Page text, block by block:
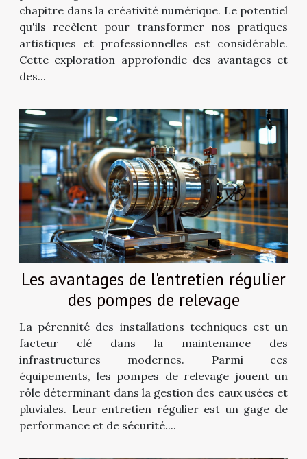
chapitre dans la créativité numérique. Le potentiel
qu'ils recèlent pour transformer nos pratiques
artistiques et professionnelles est considérable.
Cette exploration approfondie des avantages et
des...
Les avantages de l'entretien régulier
des pompes de relevage
La pérennité des installations techniques est un
facteur clé dans la maintenance des
infrastructures modernes. Parmi ces
équipements, les pompes de relevage jouent un
rôle déterminant dans la gestion des eaux usées et
pluviales. Leur entretien régulier est un gage de
performance et de sécurité....